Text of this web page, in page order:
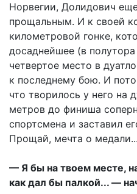
Норвегии, Долидович
прощальным. И к своей
километровой гонке,
досаднейшее (в полутора
четвертое место в
к последнему бою. И
что творилось у него на
метров до финиша
спортсмена и заставил
Прощай, мечта о медали...
— Я бы на твоем месте,
как дал бы палкой... —